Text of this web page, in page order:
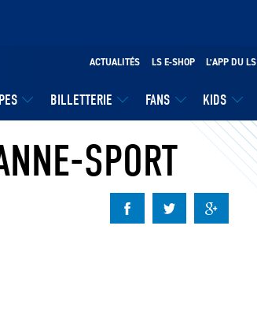
BILLETTERIE FANS KIDS
ACTUALITÉS LS E-SHOP L’APP DU LS
SPORT